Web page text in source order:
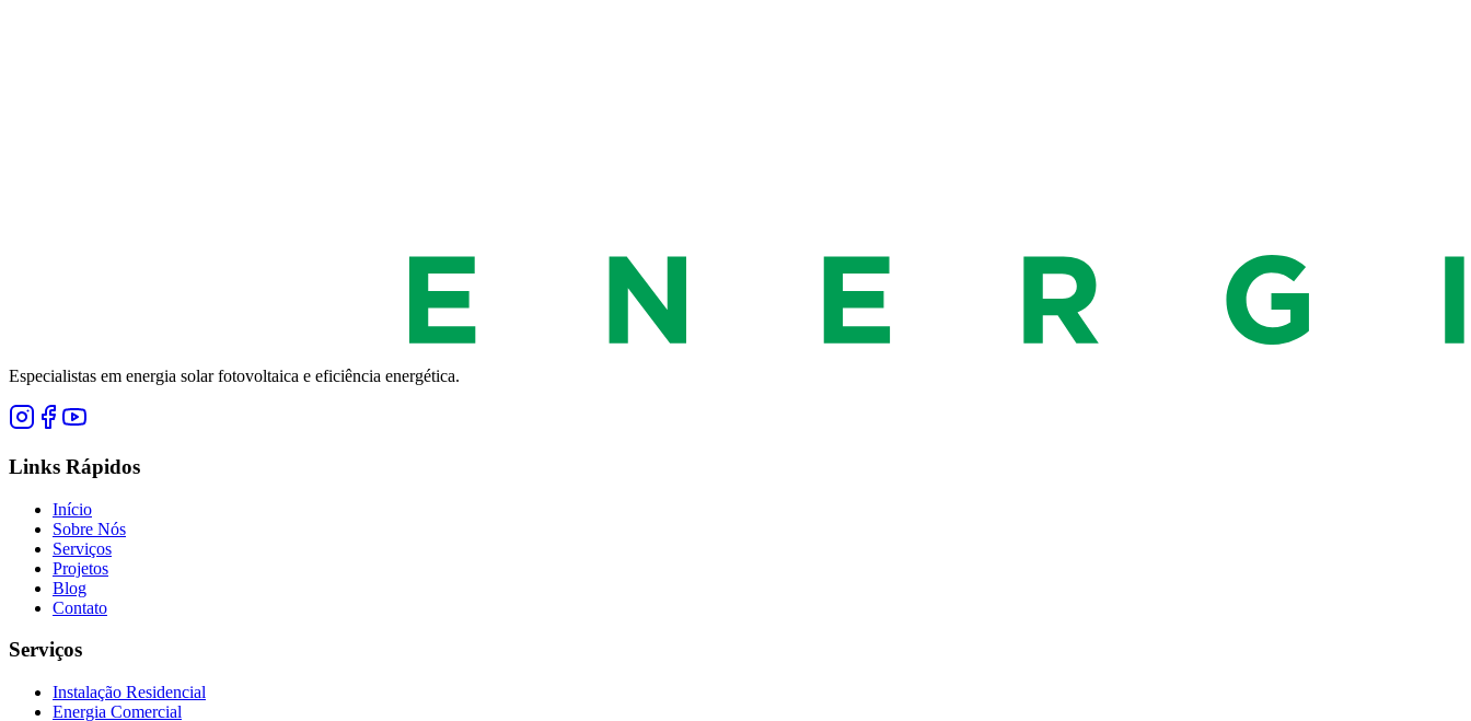
Especialistas em energia solar fotovoltaica e eficiência energética.
Links Rápidos
Início
Sobre Nós
Serviços
Projetos
Blog
Contato
Serviços
Instalação Residencial
Energia Comercial